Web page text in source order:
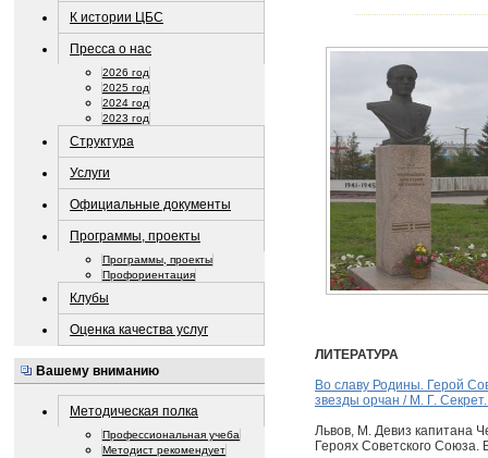
К истории ЦБС
Пресса о нас
2026 год
2025 год
2024 год
2023 год
Структура
Услуги
Официальные документы
Программы, проекты
Программы, проекты
Профориентация
Клубы
Оценка качества услуг
Вашему вниманию
Методическая полка
Профессиональная учеба
Методист рекомендует
ЛИТЕРАТУРА
Во славу Родины. Герой
звезды орчан / М. Г.
Львов, М. Девиз капитана
Героях Советского